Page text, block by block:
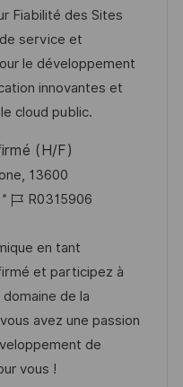
t
e
g
o
r
e
Fiabilité des Sites
service et
le développement
innovantes et
cloud public.
(H/F)
13600
J
b
-
I
D
R0315906
en tant
et participez à
de la
avez une passion
de
vous !